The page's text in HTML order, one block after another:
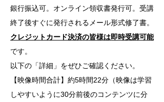
銀行振込可。オンライン領収書発行可。受講
終了後すぐに発行されるメール形式修了書。
クレジットカード決済の皆様は即時受講可能
です。
以下の「詳細」をぜひご確認ください。
【映像時間合計】約5時間22分（映像は学習
しやすいように30分前後のコンテンツに分